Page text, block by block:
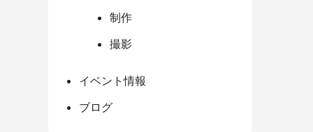
制作
撮影
イベント情報
ブログ